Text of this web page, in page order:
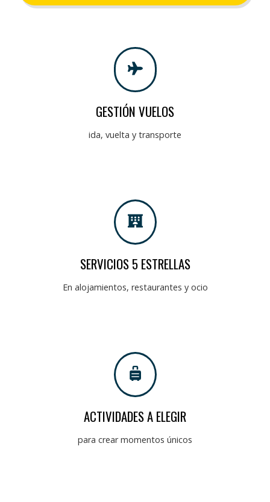
GESTIÓN VUELOS
ida, vuelta y transporte
SERVICIOS 5 ESTRELLAS
En alojamientos, restaurantes y ocio
ACTIVIDADES A ELEGIR
para crear momentos únicos